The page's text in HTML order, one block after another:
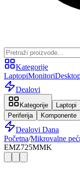
Kategorije
LaptopiMonitori
Dealovi
Kategorije Laptopi
Periferija
Komponente
Dealovi Dana
Početna/Mikrovalne
EMZ725MMK